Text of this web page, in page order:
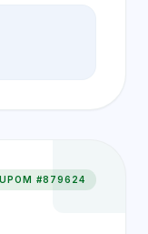
#879624